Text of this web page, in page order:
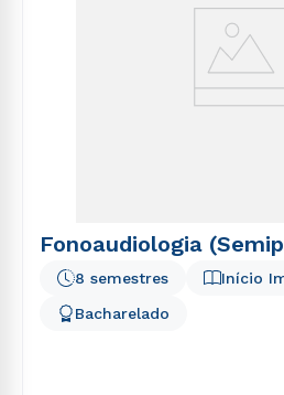
Fonoaudiologia
Início
8 semestres
Bacharelado